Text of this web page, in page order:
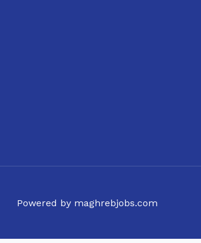
Powered by maghrebjobs.com